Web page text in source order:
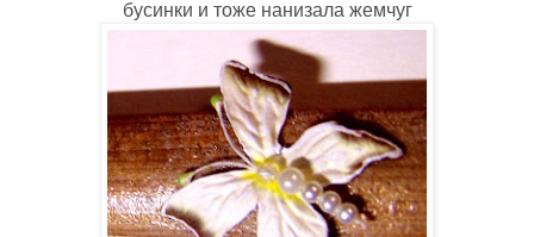
бусинки и тоже нанизала жемчуг